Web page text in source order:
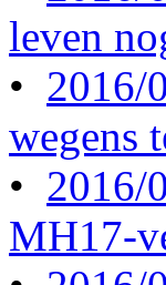
leven
• 2016/
wegens
• 2016/
MH17-